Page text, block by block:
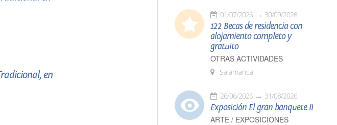
en
01/07/2026 30/09/2026
122 Becas de residencia con
alojamiento completo y
gratuito
OTRAS ACTIVIDADES
Salamanca
26/06/2026 31/08/2026
Exposición El gran banquete II
ARTE / EXPOSICIONES